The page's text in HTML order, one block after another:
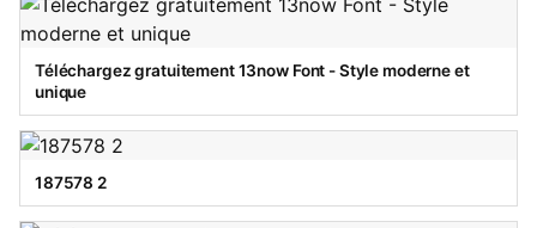
Téléchargez gratuitement 13now Font - Style moderne et
unique
187578 2